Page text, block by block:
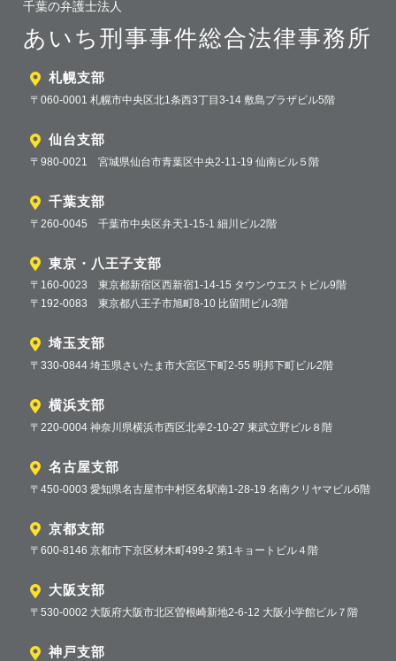
千葉の弁護士法人
あいち刑事事件総合法律事務所
札幌支部
〒060-0001 札幌市中央区北1条西3丁目3-14 敷島プラザビル5階
仙台支部
〒980-0021 宮城県仙台市青葉区中央2-11-19 仙南ビル５階
千葉支部
〒260-0045 千葉市中央区弁天1-15-1 細川ビル2階
東京・八王子支部
〒160-0023 東京都新宿区西新宿1-14-15 タウンウエストビル9階
〒192-0083 東京都八王子市旭町8-10 比留間ビル3階
埼玉支部
〒330-0844 埼玉県さいたま市大宮区下町2-55 明邦下町ビル2階
横浜支部
〒220-0004 神奈川県横浜市西区北幸2-10-27 東武立野ビル８階
名古屋支部
〒450-0003 愛知県名古屋市中村区名駅南1-28-19 名南クリヤマビル6階
京都支部
〒600-8146 京都市下京区材木町499-2 第1キョートビル４階
大阪支部
〒530-0002 大阪府大阪市北区曽根崎新地2-6-12 大阪小学館ビル７階
神戸支部